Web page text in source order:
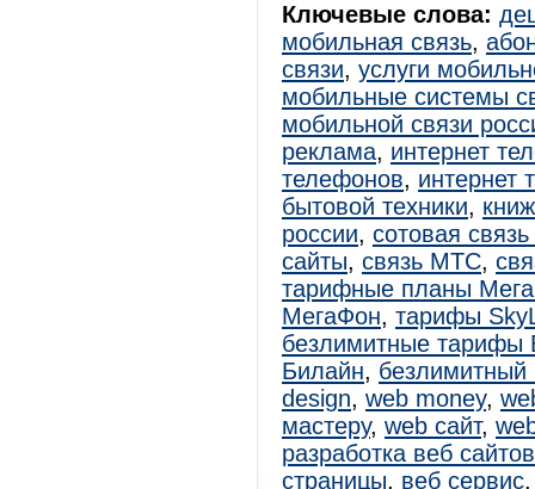
Ключевые слова:
мобильная связь,
связи, услуги
мобильные системы
мобильной связи
реклама, интернет
телефонов, интернет
бытовой техники,
россии, сотовая
сайты, связь МТС,
тарифные планы
МегаФон, тарифы
безлимитные тарифы
Билайн,
design, web money,
мастеру, web сайт,
разработка веб сайтов
страницы, веб сервис